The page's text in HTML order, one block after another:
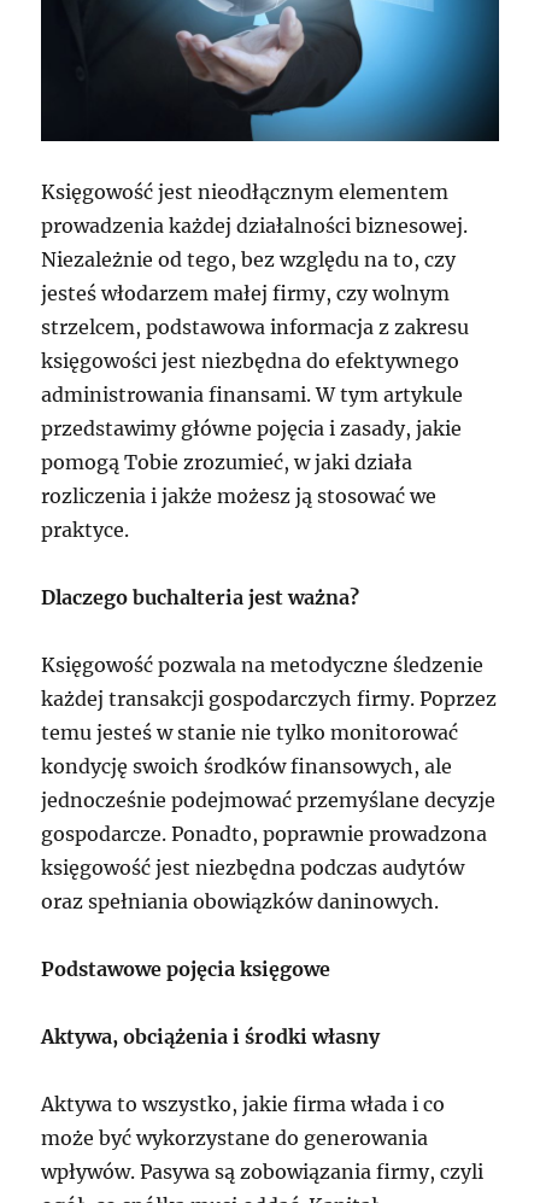
Księgowość jest nieodłącznym elementem
prowadzenia każdej działalności biznesowej.
Niezależnie od tego, bez względu na to, czy
jesteś włodarzem małej firmy, czy wolnym
strzelcem, podstawowa informacja z zakresu
księgowości jest niezbędna do efektywnego
administrowania finansami. W tym artykule
przedstawimy główne pojęcia i zasady, jakie
pomogą Tobie zrozumieć, w jaki działa
rozliczenia i jakże możesz ją stosować we
praktyce.
Dlaczego buchalteria jest ważna?
Księgowość pozwala na metodyczne śledzenie
każdej transakcji gospodarczych firmy. Poprzez
temu jesteś w stanie nie tylko monitorować
kondycję swoich środków finansowych, ale
jednocześnie podejmować przemyślane decyzje
gospodarcze. Ponadto, poprawnie prowadzona
księgowość jest niezbędna podczas audytów
oraz spełniania obowiązków daninowych.
Podstawowe pojęcia księgowe
Aktywa, obciążenia i środki własny
Aktywa to wszystko, jakie firma włada i co
może być wykorzystane do generowania
wpływów. Pasywa są zobowiązania firmy, czyli